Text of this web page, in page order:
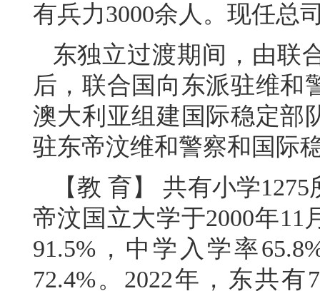
有兵力3000余人。现任总
东独立过渡期间，由联
后，联合国向东派驻维和
澳大利亚组建国际稳定部
驻东帝汶维和警察和国际
【教 育】 共有小学
帝汶国立大学于2000年11
91.5%，中学入学率
72.4%。2022年，东共